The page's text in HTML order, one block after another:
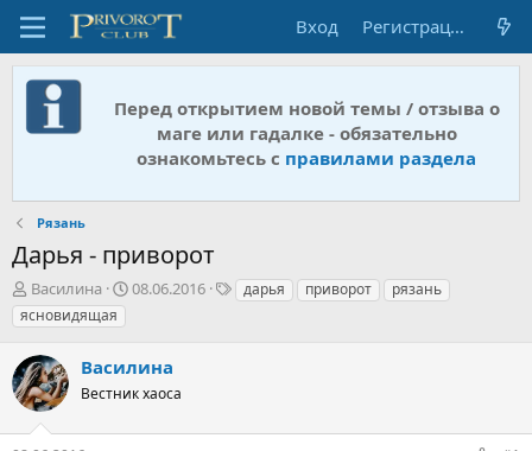
Вход Регистрация
Перед открытием новой темы / отзыва о
маге или гадалке - обязательно
ознакомьтесь с правилами раздела
Рязань
Дарья - приворот
А
в
т
о
р
т
е
м
Василина
Д
н
а
а
08.06.2016
Тдарья приворот
рязань
ясновидящая
Василина
Вестник хаоса